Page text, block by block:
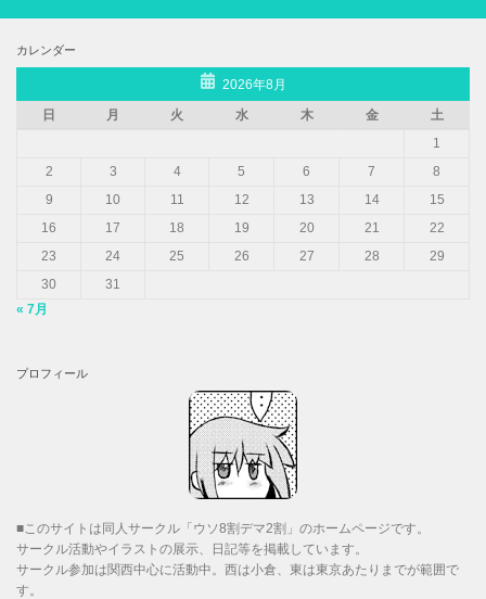
カレンダー
2026年8月
日
月 火 水 木 金
土
1
2
3 4 5 6 7
8
9
10 11 12 13 14
15
16
17 18 19 20 21
22
23
24 25 26 27 28
29
30
31
« 7月
プロフィール
■このサイトは同人サークル「ウソ8割デマ2割」のホームページです。
サークル活動やイラストの展示、日記等を掲載しています。
サークル参加は関西中心に活動中。西は小倉、東は東京あたりまでが範囲で
す。